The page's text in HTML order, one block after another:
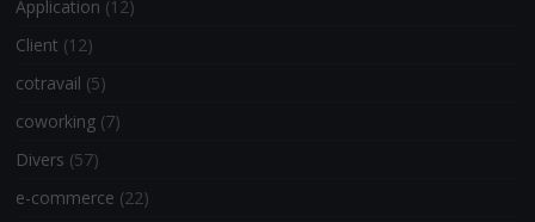
Application (12)
Client (12)
cotravail (5)
coworking (7)
Divers (57)
e-commerce (22)